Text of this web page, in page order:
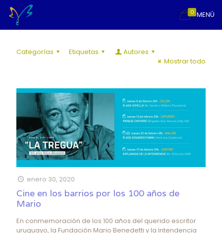
MENÚ
0
Categorías Etiquetas
Autores
Mostrar todo
enero 30, 2020
Cine en los barrios por los 100 años de
Mario
En conmemoración de los 100 años del querido escritor
uruguayo, la Fundación Mario Benedetti y la Intendencia